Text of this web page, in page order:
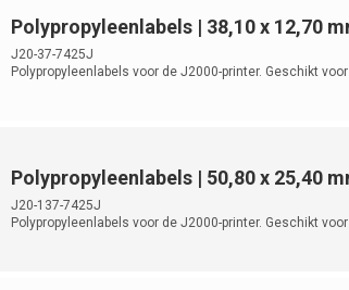
Polypropyleenlabels | 38,10 x 12,70
J20-37-7425J
Polypropyleenlabels voor de J2000-printer. Geschikt voor
Polypropyleenlabels | 50,80 x 25,40
J20-137-7425J
Polypropyleenlabels voor de J2000-printer. Geschikt voor